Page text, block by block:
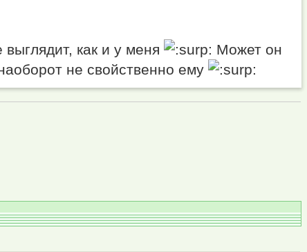
как и у меня
Может он
не свойственно ему